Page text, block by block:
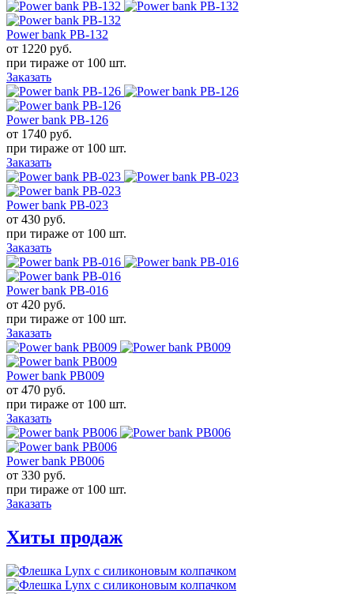
Power bank PB-132
от 1220 руб.
при тираже от 100 шт.
Заказать
Power bank PB-126
от 1740 руб.
при тираже от 100 шт.
Заказать
Power bank PB-023
от 430 руб.
при тираже от 100 шт.
Заказать
Power bank PB-016
от 420 руб.
при тираже от 100 шт.
Заказать
Power bank PB009
от 470 руб.
при тираже от 100 шт.
Заказать
Power bank PB006
от 330 руб.
при тираже от 100 шт.
Заказать
Хиты продаж